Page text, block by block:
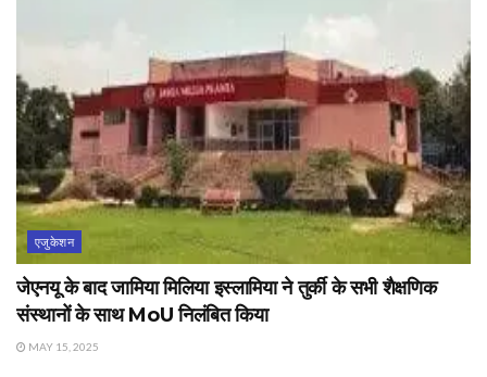
एजुकेशन
जेएनयू के बाद जामिया मिलिया इस्लामिया ने तुर्की के सभी शैक्षणिक
संस्थानों के साथ MoU निलंबित किया
MAY 15, 2025